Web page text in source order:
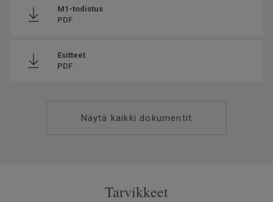
M1-todistus
PDF
Esitteet
PDF
Näytä kaikki dokumentit
Tarvikkeet